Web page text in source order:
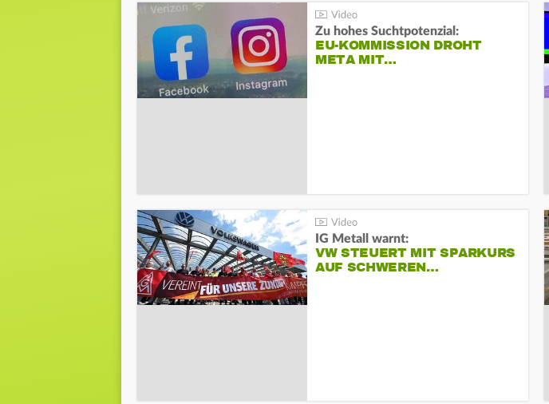
Zu hohes Suchtpotenzial:
EU-KOMMISSION DROHT
META MIT…
IG Metall warnt:
VW STEUERT MIT SPARKURS
AUF SCHWEREN…